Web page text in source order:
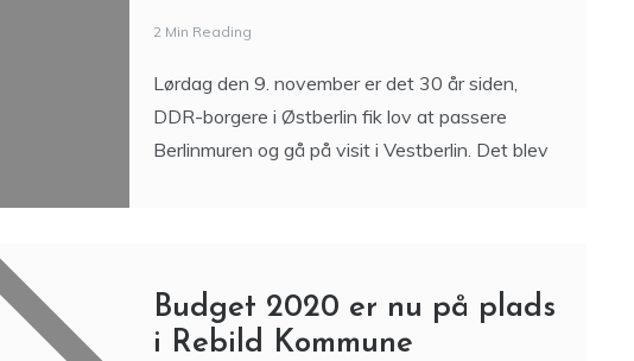
2 Min Reading
Lørdag den 9. november er det 30 år siden,
DDR-borgere i Østberlin fik lov at passere
Berlinmuren og gå på visit i Vestberlin. Det blev
​Budget 2020 er nu på plads
i Rebild Kommune